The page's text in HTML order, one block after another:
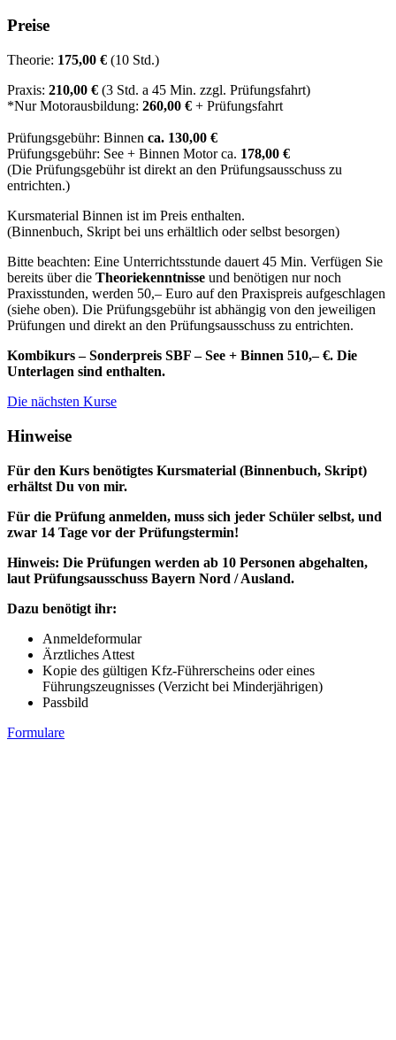
Preise
Theorie: 175,00 € (10 Std.)
Praxis: 210,00 € (3 Std. a 45 Min. zzgl. Prüfungsfahrt)
*Nur Motorausbildung: 260,00 € + Prüfungsfahrt
Prüfungsgebühr: Binnen ca. 130,00 €
Prüfungsgebühr: See + Binnen Motor ca. 178,00 €
(Die Prüfungsgebühr ist direkt an den Prüfungsausschuss zu
entrichten.)
Kursmaterial Binnen ist im Preis enthalten.
(Binnenbuch, Skript bei uns erhältlich oder selbst besorgen)
Bitte beachten: Eine Unterrichtsstunde dauert 45 Min. Verfügen Sie
bereits über die Theoriekenntnisse und benötigen nur noch
Praxisstunden, werden 50,– Euro auf den Praxispreis aufgeschlagen
(siehe oben). Die Prüfungsgebühr ist abhängig von den jeweiligen
Prüfungen und direkt an den Prüfungsausschuss zu entrichten.
Kombikurs – Sonderpreis SBF – See + Binnen 510,– €. Die
Unterlagen sind enthalten.
Die nächsten Kurse
Hinweise
Für den Kurs benötigtes Kursmaterial (Binnenbuch, Skript)
erhältst Du von mir.
Für die Prüfung anmelden, muss sich jeder Schüler selbst, und
zwar 14 Tage vor der Prüfungstermin!
Hinweis: Die Prüfungen werden ab 10 Personen abgehalten,
laut Prüfungsausschuss Bayern Nord / Ausland.
Dazu benötigt ihr:
Anmeldeformular
Ärztliches Attest
Kopie des gültigen Kfz-Führerscheins oder eines
Führungszeugnisses (Verzicht bei Minderjährigen)
Passbild
Formulare